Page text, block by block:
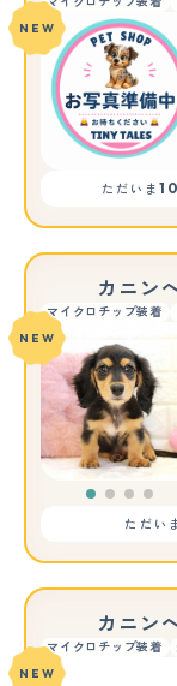
NEW
ただいま
カニン
マイクロチップ装着
NEW
ただい
カニン
マイクロチップ装着
NEW